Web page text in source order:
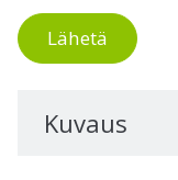
Lähetä
Kuvaus